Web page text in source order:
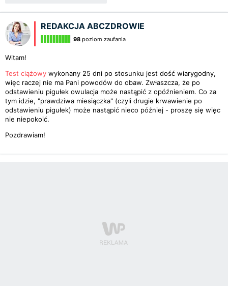
REDAKCJA ABCZDROWIE
98 poziom zaufania
Witam!
Test ciążowy wykonany 25 dni po stosunku jest dość wiarygodny,
więc raczej nie ma Pani powodów do obaw. Zwłaszcza, że po
odstawieniu pigułek owulacja może nastąpić z opóźnieniem. Co za
tym idzie, "prawdziwa miesiączka" (czyli drugie krwawienie po
odstawieniu pigułek) może nastąpić nieco później - proszę się więc
nie niepokoić.
Pozdrawiam!